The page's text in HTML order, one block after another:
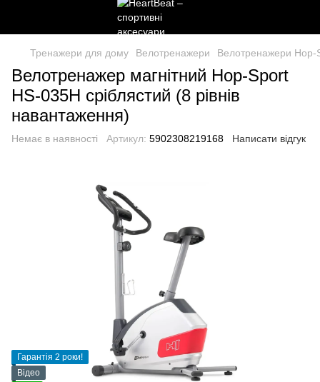
Тренажери для дому Велотренажери Велотренажери Hop-
Велотренажер магнітний Hop-Sport
HS-035H сріблястий (8 рівнів
навантаження)
Немає в наявності Артикул: 5902308219168 Написати відгук
Гарантія 2 роки!
Відео